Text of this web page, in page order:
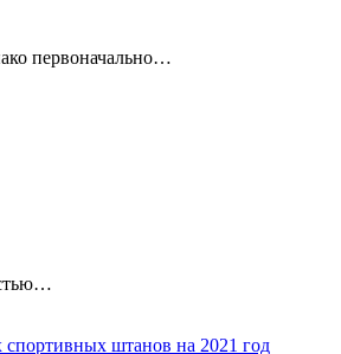
первоначально…
штанов на 2021 год